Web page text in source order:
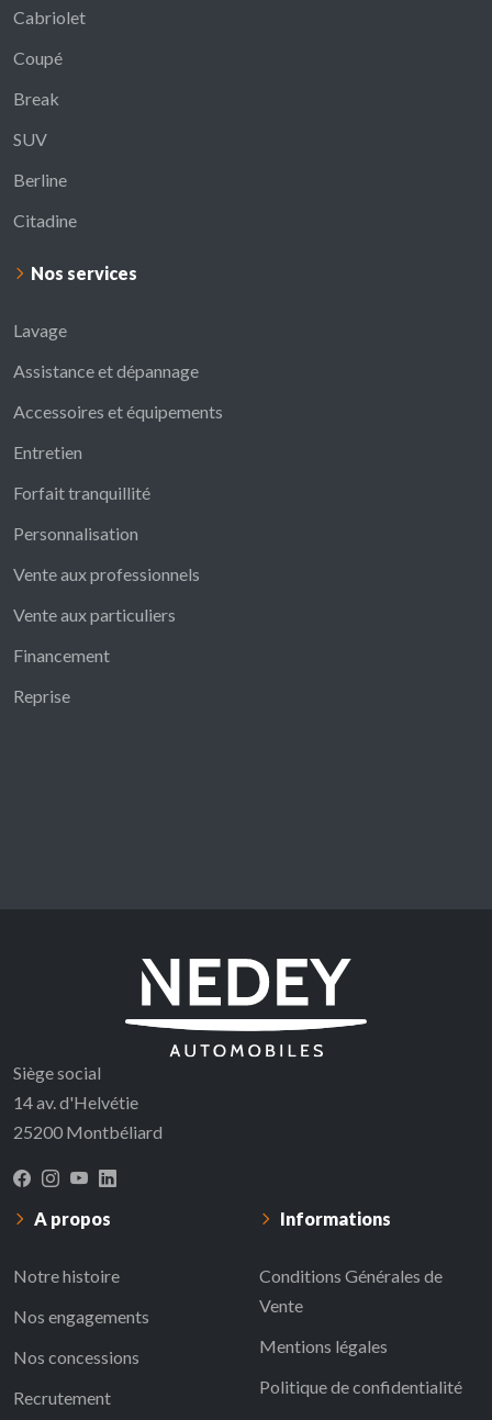
Cabriolet
Coupé
Break
SUV
Berline
Citadine
Nos services
Lavage
Assistance et dépannage
Accessoires et équipements
Entretien
Forfait tranquillité
Personnalisation
Vente aux professionnels
Vente aux particuliers
Financement
Reprise
Siège social
14 av. d'Helvétie
25200 Montbéliard
A propos
Notre histoire
Nos engagements
Nos concessions
Recrutement
Informations
Conditions Générales de
Vente
Mentions légales
Politique de confidentialité